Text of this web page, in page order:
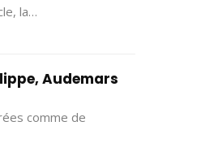
la…
Audemars
comme de